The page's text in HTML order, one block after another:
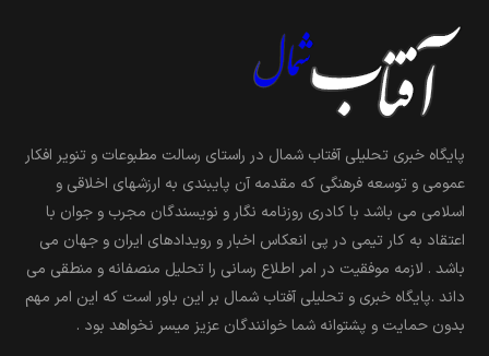
پایگاه خبری تحلیلی آفتاب شمال در راستای رسالت مطبوعات و تنویر افکار
عمومی و توسعه فرهنگی که مقدمه آن پایبندی به ارزشهای اخلاقی و
اسلامی می باشد با کادری روزنامه نگار و نویسندگان مجرب و جوان با
اعتقاد به کار تیمی در پی انعکاس اخبار و رویدادهای ایران و جهان می
باشد . لازمه موفقیت در امر اطلاع رسانی را تحلیل منصفانه و منطقی می
داند .پایگاه خبری و تحلیلی آفتاب شمال بر این باور است که این امر مهم
بدون حمایت و پشتوانه شما خوانندگان عزیز میسر نخواهد بود .